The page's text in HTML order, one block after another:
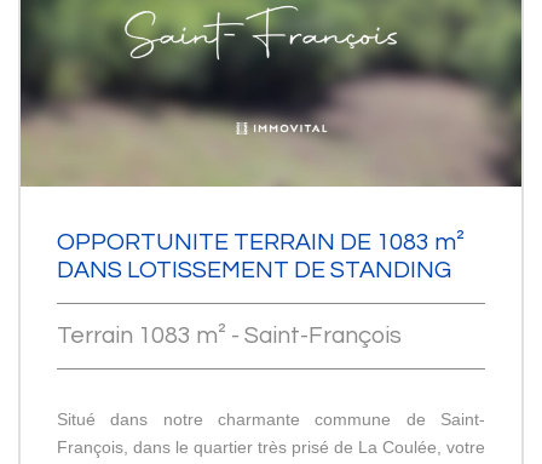
OPPORTUNITE TERRAIN DE 1083 m²
DANS LOTISSEMENT DE STANDING
Terrain 1083 m² - Saint-François
Situé dans notre charmante commune de Saint-
François, dans le quartier très prisé de La Coulée, votre